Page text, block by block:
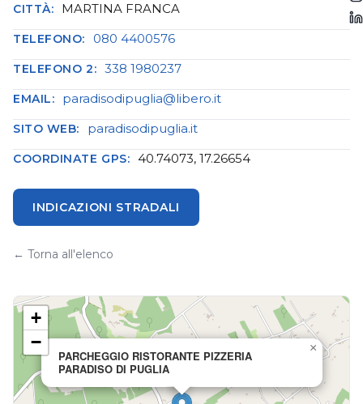
CITTÀ: MARTINA FRANCA
TELEFONO: 080 4400576
TELEFONO 2: 338 1980237
EMAIL: paradisodipuglia@libero.it
SITO WEB: paradisodipuglia.it
COORDINATE GPS: 40.74073, 17.26654
INDICAZIONI STRADALI
← Torna all'elenco
PARCHEGGIO RISTORANTE PIZZERIA
PARADISO DI PUGLIA
×
+
−